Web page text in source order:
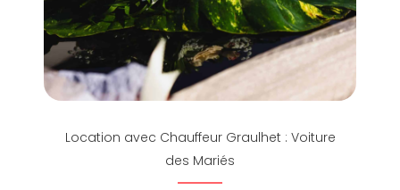
Location avec Chauffeur Graulhet : Voiture
des Mariés